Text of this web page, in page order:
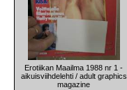
Erotiikan Maailma 1988 nr 1 -
aikuisviihdelehti / adult graphics
magazine